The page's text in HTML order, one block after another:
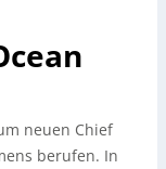
neuen Chief
berufen. In